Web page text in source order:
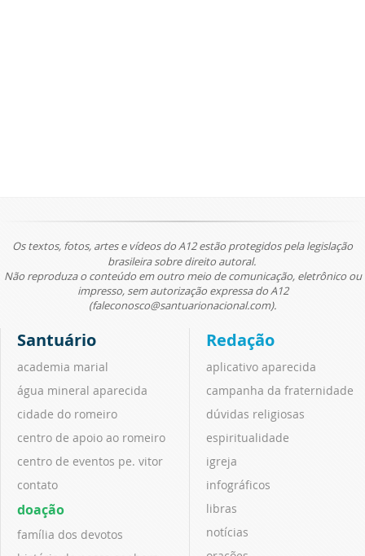
Os textos, fotos, artes e vídeos do A12 estão protegidos pela legislação
brasileira sobre direito autoral.
Não reproduza o conteúdo em outro meio de comunicação, eletrônico ou
impresso, sem autorização expressa do A12
(faleconosco@santuarionacional.com).
Santuário
academia marial
água mineral aparecida
cidade do romeiro
centro de apoio ao romeiro
centro de eventos pe. vitor
contato
doação
família dos devotos
Redação
aplicativo aparecida
campanha da fraternidade
dúvidas religiosas
espiritualidade
igreja
infográficos
libras
notícias